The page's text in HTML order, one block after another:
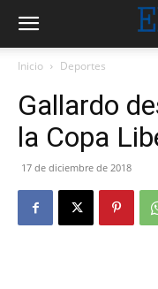
Inicio Deportes
Gallardo
la Copa
17 de diciembre de 2018